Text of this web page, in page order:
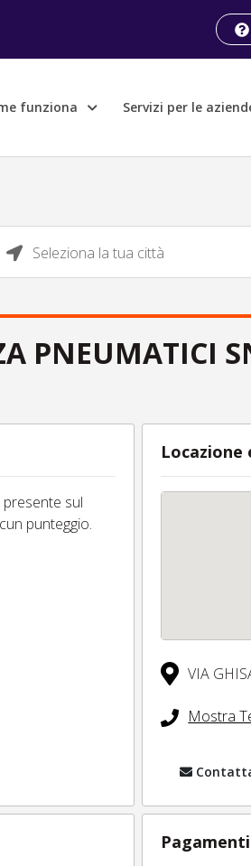
funziona Servizi per le
Seleziona la tua città
PNEUMATICI
sul
punteggio.
VIA
Mostra